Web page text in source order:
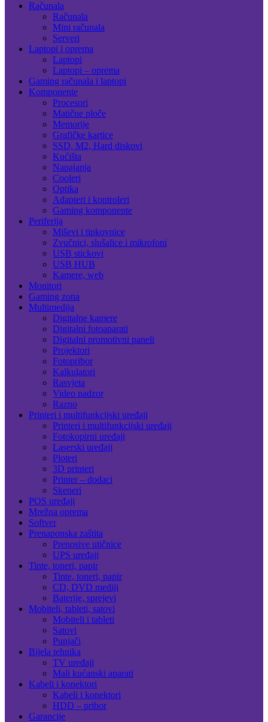
Računala
Računala
Mini računala
Serveri
Laptopi i oprema
Laptopi
Laptopi – oprema
Gaming računala i laptopi
Komponente
Procesori
Matične ploče
Memorije
Grafičke kartice
SSD, M2, Hard diskovi
Kućišta
Napajanja
Cooleri
Optika
Adapteri i kontroleri
Gaming komponente
Periferija
Miševi i tipkovnice
Zvučnici, slušalice i mikrofoni
USB stickovi
USB HUB
Kamere, web
Monitori
Gaming zona
Multimedija
Digitalne kamere
Digitalni fotoaparati
Digitalni promotivni paneli
Projektori
Fotopribor
Kalkulatori
Rasvjeta
Video nadzor
Razno
Printeri i multifunkcijski uređaji
Printeri i multifunkcijski uređaji
Fotokopirni uređaji
Laserski uređaji
Ploteri
3D printeri
Printer – dodaci
Skeneri
POS uređaji
Mrežna oprema
Softver
Prenaponska zaštita
Prenosive utičnice
UPS uređaji
Tinte, toneri, papir
Tinte, toneri, papir
CD, DVD mediji
Baterije, sprejevi
Mobiteli, tableti, satovi
Mobiteli i tableti
Satovi
Punjači
Bijela tehnika
TV uređaji
Mali kućanski aparati
Kabeli i konektori
Kabeli i konektori
HDD – pribor
Garancije